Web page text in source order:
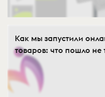
Как мы запустили
товаров: что пошло не